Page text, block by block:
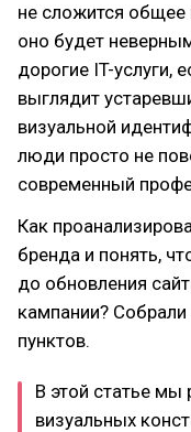
не сложится общее
оно будет
дорогие IT-услуги,
выглядит
визуальной
люди просто не
современный
Как
бренда и понять,
до обновления
кампании?
пунктов.
В этой статье мы
визуальных